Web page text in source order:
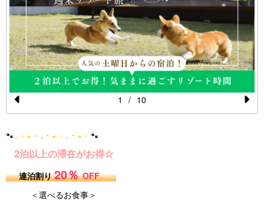
Pr
e
vi
o
u
N
1 / 10
🐾⠄･ ⋆ ･ ⠄⠂⋆ ･ ⠄⠂⋆ ･ 🐾
2泊以上の滞在がお得☆
連泊割り20％OFF
＜選べるお食事＞